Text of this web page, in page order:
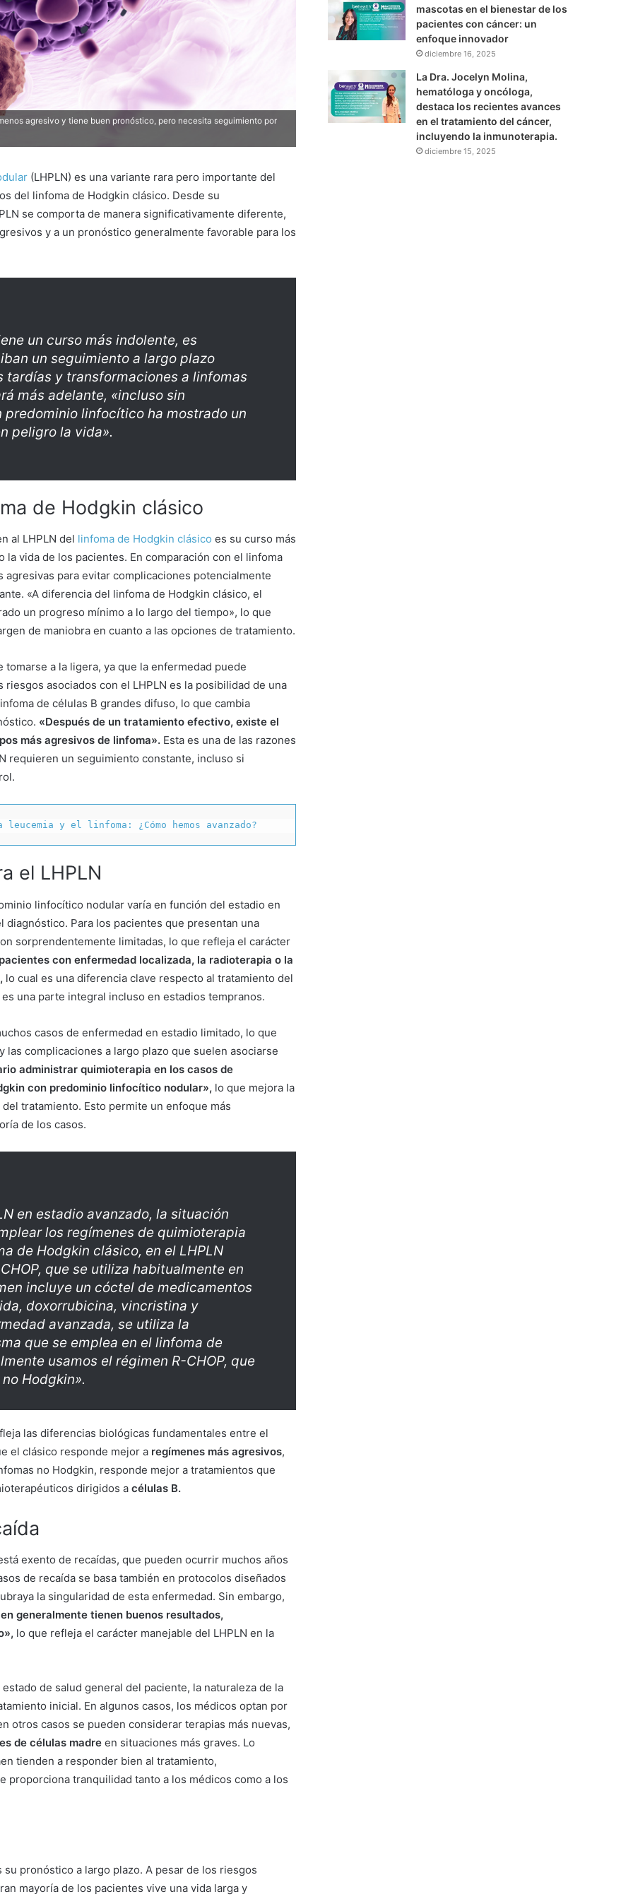
agresivo y tiene buen pronóstico, pero necesita seguimiento por
(LHPLN) es una variante rara pero importante del
del linfoma de Hodgkin clásico. Desde su
se comporta de manera significativamente diferente,
y a un pronóstico generalmente favorable para los
un curso más indolente, es
un seguimiento a largo plazo
y transformaciones a linfomas
más adelante, «incluso sin
linfocítico ha mostrado un
peligro la vida».
de Hodgkin clásico
al LHPLN del linfoma de Hodgkin clásico es su curso más
vida de los pacientes. En comparación con el linfoma
para evitar complicaciones potencialmente
«A diferencia del linfoma de Hodgkin clásico, el
un progreso mínimo a lo largo del tiempo», lo que
de maniobra en cuanto a las opciones de tratamiento.
tomarse a la ligera, ya que la enfermedad puede
asociados con el LHPLN es la posibilidad de una
de células B grandes difuso, lo que cambia
«Después de un tratamiento efectivo, existe el
más agresivos de linfoma». Esta es una de las razones
requieren un seguimiento constante, incluso si
y el linfoma: ¿Cómo hemos avanzado?
el LHPLN
linfocítico nodular varía en función del estadio en
Para los pacientes que presentan una
sorprendentemente limitadas, lo que refleja el carácter
con enfermedad localizada, la radioterapia o la
lo cual es una diferencia clave respecto al tratamiento del
una parte integral incluso en estadios tempranos.
casos de enfermedad en estadio limitado, lo que
complicaciones a largo plazo que suelen asociarse
administrar quimioterapia en los casos de
con predominio linfocítico nodular», lo que mejora la
tratamiento. Esto permite un enfoque más
de los casos.
en estadio avanzado, la situación
los regímenes de quimioterapia
de Hodgkin clásico, en el LHPLN
que se utiliza habitualmente en
incluye un cóctel de medicamentos
doxorrubicina, vincristina y
avanzada, se utiliza la
que se emplea en el linfoma de
usamos el régimen R-CHOP, que
Hodgkin».
las diferencias biológicas fundamentales entre el
el clásico responde mejor a regímenes más agresivos,
no Hodgkin, responde mejor a tratamientos que
dirigidos a células B.
exento de recaídas, que pueden ocurrir muchos años
de recaída se basa también en protocolos diseñados
la singularidad de esta enfermedad. Sin embargo,
generalmente tienen buenos resultados,
lo que refleja el carácter manejable del LHPLN en la
de salud general del paciente, la naturaleza de la
inicial. En algunos casos, los médicos optan por
otros casos se pueden considerar terapias más nuevas,
de células madre en situaciones más graves. Lo
tienden a responder bien al tratamiento,
tranquilidad tanto a los médicos como a los
pronóstico a largo plazo. A pesar de los riesgos
mayoría de los pacientes vive una vida larga y
mascotas en el bienestar de los
pacientes con cáncer: un
enfoque innovador
diciembre 16, 2025
La Dra. Jocelyn Molina,
hematóloga y oncóloga,
destaca los recientes avances
en el tratamiento del cáncer,
incluyendo la inmunoterapia.
diciembre 15, 2025